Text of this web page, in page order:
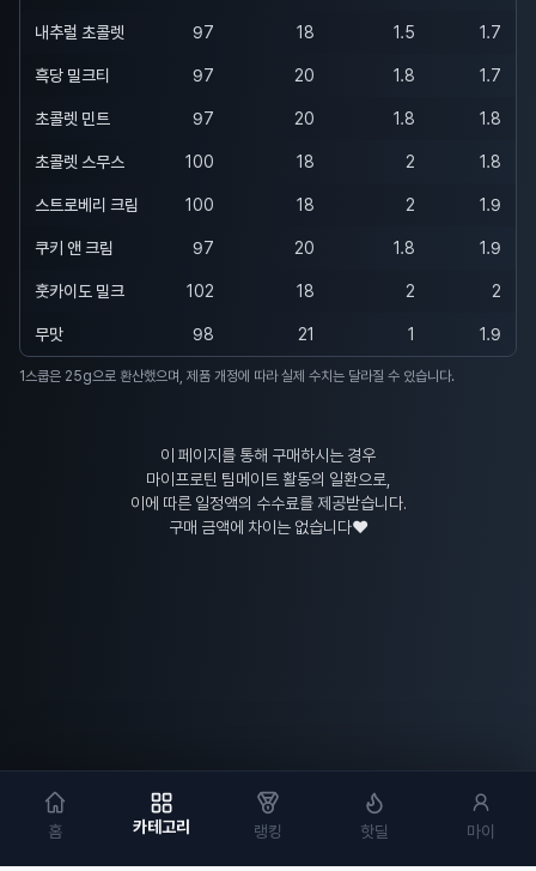
내추럴 초콜렛 97 18 1.5 1.7
흑당 밀크티 97 20 1.8 1.7
초콜렛 민트 97 20 1.8 1.8
초콜렛 스무스 100 18 2 1.8
스트로베리 크림 100 18 2 1.9
쿠키 앤 크림 97 20 1.8 1.9
훗카이도 밀크 102 18 2 2
무맛 98 21 1 1.9
1스쿱은 25g으로 환산했으며, 제품 개정에 따라 실제 수치는 달라질 수 있습니다.
이 페이지를 통해 구매하시는 경우
마이프로틴 팀메이트 활동의 일환으로,
이에 따른 일정액의 수수료를 제공받습니다.
구매 금액에 차이는 없습니다❤️
홈 카테고리 랭킹 핫딜 마이